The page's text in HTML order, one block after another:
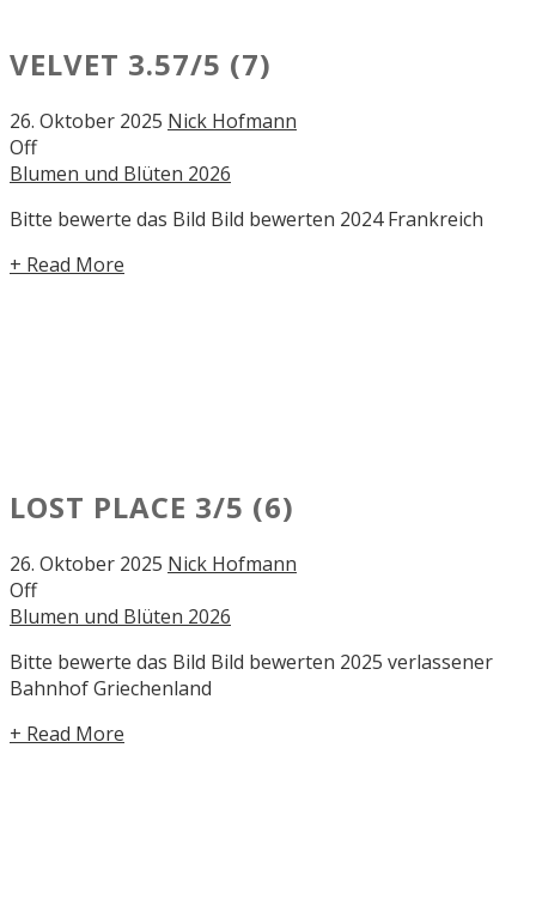
VELVET 3.57/5 (7)
26. Oktober 2025 Nick Hofmann
Off
Blumen und Blüten 2026
Bitte bewerte das Bild Bild bewerten 2024 Frankreich
+ Read More
LOST PLACE 3/5 (6)
26. Oktober 2025 Nick Hofmann
Off
Blumen und Blüten 2026
Bitte bewerte das Bild Bild bewerten 2025 verlassener
Bahnhof Griechenland
+ Read More